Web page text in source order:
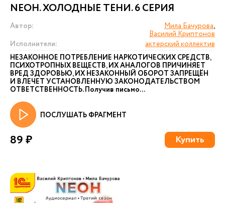
NEОН. ХОЛОДНЫЕ ТЕНИ. 6 СЕРИЯ
Автор: Мила Бачурова,
Василий Криптонов
Исполнители:
актерский коллектив
НЕЗАКОННОЕ ПОТРЕБЛЕНИЕ НАРКОТИЧЕСКИХ СРЕДСТВ,
ПСИХОТРОПНЫХ ВЕЩЕСТВ, ИХ АНАЛОГОВ ПРИЧИНЯЕТ
ВРЕД ЗДОРОВЬЮ, ИХ НЕЗАКОННЫЙ ОБОРОТ ЗАПРЕЩЁН
И ВЛЕЧЕТ УСТАНОВЛЕННУЮ ЗАКОНОДАТЕЛЬСТВОМ
ОТВЕТСТВЕННОСТЬ. Получив письмо...
ПОСЛУШАТЬ ФРАГМЕНТ
89 ₽ Купить